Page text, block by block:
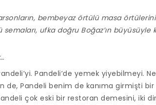
bembeyaz örtülü masa
semaları, ufka doğru Boğaz’ın büyüsüyle
Pandeli’de yemek yiyebilmeyi.
de, Pandeli benim de kanıma girmişti
çok eski bir restoran demesini, iki